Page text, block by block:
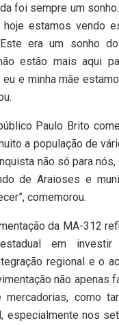
foi sempre um
estamos vendo
era um sonho
estão mais aqui
e minha mãe
Paulo Brito
a população de
não só para
de Araioses e
comemorou.
da MA-312
em
regional e o
não apenas
como
especialmente nos